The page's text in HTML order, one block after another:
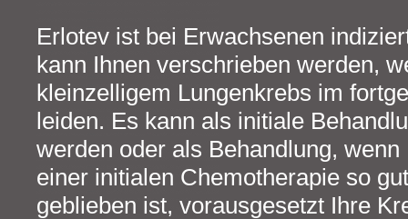
Erlotev ist bei Erwachsenen
kann Ihnen verschrieben werden,
kleinzelligem Lungenkrebs im
leiden. Es kann als initiale
werden oder als Behandlung,
einer initialen Chemotherapie so
geblieben ist, vorausgesetzt Ihre